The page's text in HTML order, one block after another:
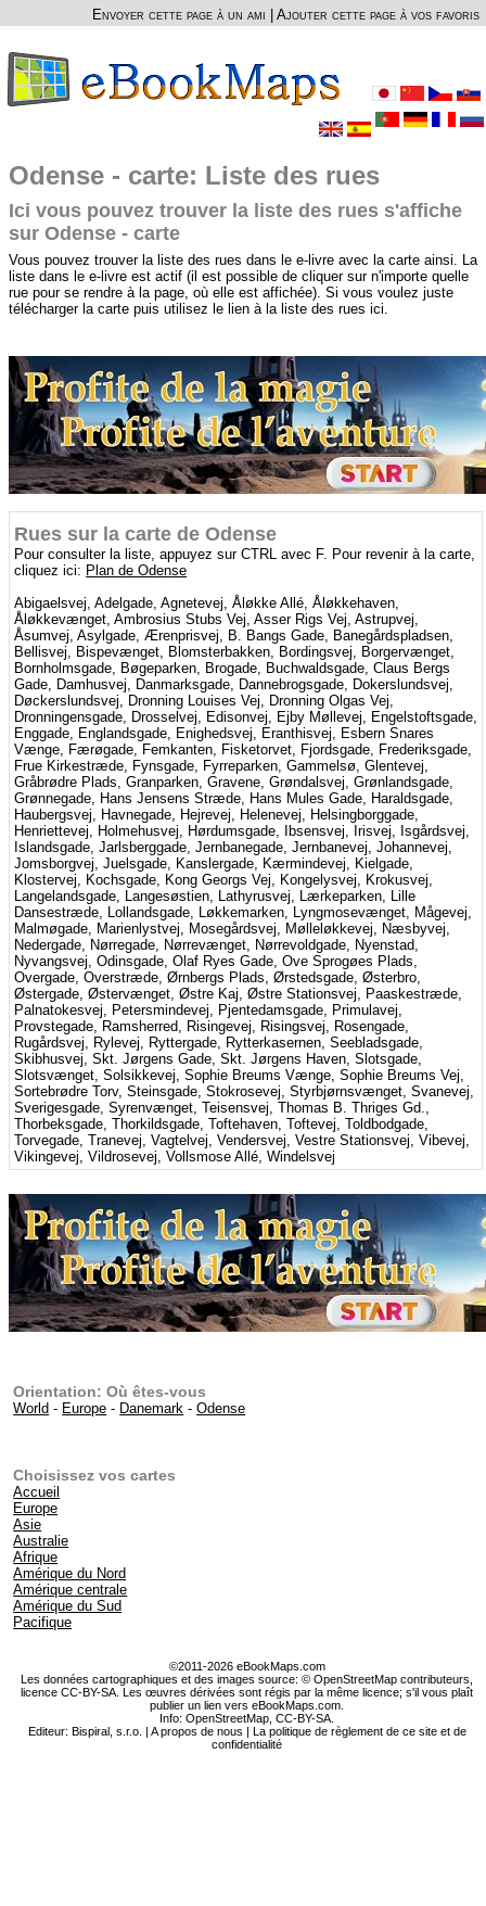
Envoyer cette page à un ami Ajouter cette page à vos favoris
Odense - carte: Liste des rues
Ici vous pouvez trouver la liste des rues s'affiche
sur Odense - carte
Vous pouvez trouver la liste des rues dans le e-livre avec la carte ainsi. La
liste dans le e-livre est actif (il est possible de cliquer sur n'importe quelle
rue pour se rendre à la page, où elle est affichée). Si vous voulez juste
télécharger la carte puis utilisez le lien à la liste des rues ici.
Rues sur la carte de Odense
Pour consulter la liste, appuyez sur CTRL avec F. Pour revenir à la carte,
cliquez ici: Plan de Odense
Abigaelsvej, Adelgade, Agnetevej, Åløkke Allé, Åløkkehaven,
Åløkkevænget, Ambrosius Stubs Vej, Asser Rigs Vej, Astrupvej,
Åsumvej, Asylgade, Ærenprisvej, B. Bangs Gade, Banegårdspladsen,
Bellisvej, Bispevænget, Blomsterbakken, Bordingsvej, Borgervænget,
Bornholmsgade, Bøgeparken, Brogade, Buchwaldsgade, Claus Bergs
Gade, Damhusvej, Danmarksgade, Dannebrogsgade, Dokerslundsvej,
Døckerslundsvej, Dronning Louises Vej, Dronning Olgas Vej,
Dronningensgade, Drosselvej, Edisonvej, Ejby Møllevej, Engelstoftsgade,
Enggade, Englandsgade, Enighedsvej, Eranthisvej, Esbern Snares
Vænge, Færøgade, Femkanten, Fisketorvet, Fjordsgade, Frederiksgade,
Frue Kirkestræde, Fynsgade, Fyrreparken, Gammelsø, Glentevej,
Gråbrødre Plads, Granparken, Gravene, Grøndalsvej, Grønlandsgade,
Grønnegade, Hans Jensens Stræde, Hans Mules Gade, Haraldsgade,
Haubergsvej, Havnegade, Hejrevej, Helenevej, Helsingborggade,
Henriettevej, Holmehusvej, Hørdumsgade, Ibsensvej, Irisvej, Isgårdsvej,
Islandsgade, Jarlsberggade, Jernbanegade, Jernbanevej, Johannevej,
Jomsborgvej, Juelsgade, Kanslergade, Kærmindevej, Kielgade,
Klostervej, Kochsgade, Kong Georgs Vej, Kongelysvej, Krokusvej,
Langelandsgade, Langesøstien, Lathyrusvej, Lærkeparken, Lille
Dansestræde, Lollandsgade, Løkkemarken, Lyngmosevænget, Mågevej,
Malmøgade, Marienlystvej, Mosegårdsvej, Mølleløkkevej, Næsbyvej,
Nedergade, Nørregade, Nørrevænget, Nørrevoldgade, Nyenstad,
Nyvangsvej, Odinsgade, Olaf Ryes Gade, Ove Sprogøes Plads,
Overgade, Overstræde, Ørnbergs Plads, Ørstedsgade, Østerbro,
Østergade, Østervænget, Østre Kaj, Østre Stationsvej, Paaskestræde,
Palnatokesvej, Petersmindevej, Pjentedamsgade, Primulavej,
Provstegade, Ramsherred, Risingevej, Risingsvej, Rosengade,
Rugårdsvej, Rylevej, Ryttergade, Rytterkasernen, Seebladsgade,
Skibhusvej, Skt. Jørgens Gade, Skt. Jørgens Haven, Slotsgade,
Slotsvænget, Solsikkevej, Sophie Breums Vænge, Sophie Breums Vej,
Sortebrødre Torv, Steinsgade, Stokrosevej, Styrbjørnsvænget, Svanevej,
Sverigesgade, Syrenvænget, Teisensvej, Thomas B. Thriges Gd.,
Thorbeksgade, Thorkildsgade, Toftehaven, Toftevej, Toldbodgade,
Torvegade, Tranevej, Vagtelvej, Vendersvej, Vestre Stationsvej, Vibevej,
Vikingevej, Vildrosevej, Vollsmose Allé, Windelsvej
Orientation: Où êtes-vous
World - Europe - Danemark -Odense
Choisissez vos cartes
Accueil
Europe
Asie
Australie
Afrique
Amérique du Nord
Amérique centrale
Amérique du Sud
Pacifique
©2011-2026 eBookMaps.com
Les données cartographiques et des images source: © OpenStreetMap contributeurs,
licence CC-BY-SA. Les œuvres dérivées sont régis par la même licence; s'il vous plaît
publier un lien vers eBookMaps.com.
Info:OpenStreetMap ,CC-BY-SA
Editeur: Bispiral, s.r.o. | A propos de nous | La politique de règlement de ce site et de
confidentialité